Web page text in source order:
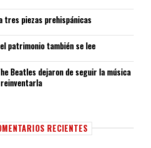
tres piezas prehispánicas
patrimonio también se lee
Beatles dejaron de seguir la música
RECIENTES